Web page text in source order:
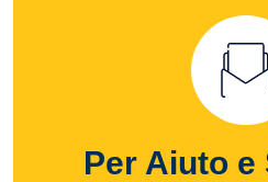
Per Aiuto e